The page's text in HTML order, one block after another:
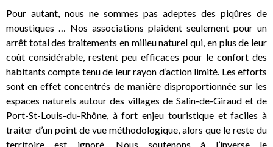
Pour autant, nous ne sommes pas adeptes des piqûres de
moustiques … Nos associations plaident seulement pour un
arrêt total des traitements en milieu naturel qui, en plus de leur
coût considérable, restent peu efficaces pour le confort des
habitants compte tenu de leur rayon d’action limité. Les efforts
sont en effet concentrés de manière disproportionnée sur les
espaces naturels autour des villages de Salin-de-Giraud et de
Port-St-Louis-du-Rhône, à fort enjeu touristique et faciles à
traiter d’un point de vue méthodologique, alors que le reste du
territoire est ignoré. Nous soutenons à l’inverse le